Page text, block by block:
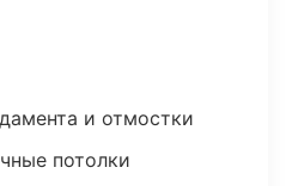
и отмостки
потолки